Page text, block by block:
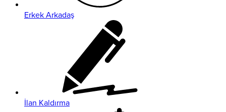
Erkek Arkadaş
İlan Kaldırma